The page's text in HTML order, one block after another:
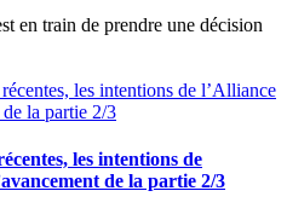
en train de prendre une décision
les intentions de
de la partie 2/3